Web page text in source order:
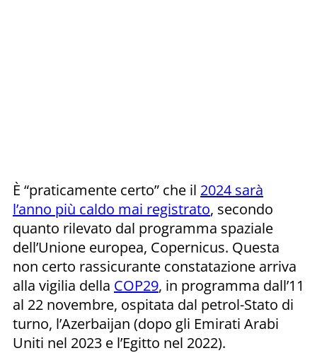
È “praticamente certo” che il 2024 sarà
l’anno più caldo mai registrato, secondo
quanto rilevato dal programma spaziale
dell’Unione europea, Copernicus. Questa
non certo rassicurante constatazione arriva
alla vigilia della COP29, in programma dall’11
al 22 novembre, ospitata dal petrol-Stato di
turno, l’Azerbaijan (dopo gli Emirati Arabi
Uniti nel 2023 e l’Egitto nel 2022).